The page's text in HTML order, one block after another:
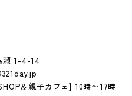
瀬 1-4-14
＆親子カフェ] 10時〜17時